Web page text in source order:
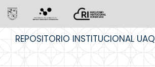
REPOSITORIO INSTITUCIONAL UAQ